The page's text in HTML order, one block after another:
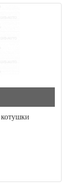
котушки